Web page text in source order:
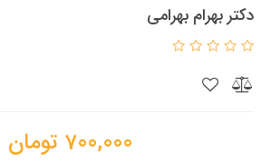
دکتر بهرام بهرامی
700,000 تومان